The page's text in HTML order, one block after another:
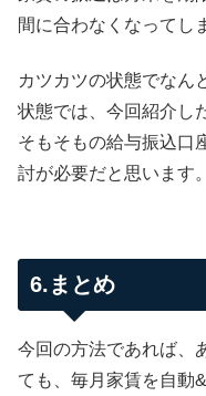
間に合わなくなってし
カツカツの状態でなん
状態では、今回紹介し
そもそもの給与振込口
討が必要だと思います。
6.まとめ
今回の方法であれば、
ても、毎月家賃を自動